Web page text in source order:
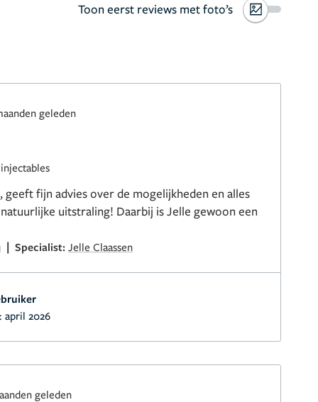
Toon eerst reviews met foto’s
geleden
geeft fijn advies over de mogelijkheden en alles
uitstraling! Daarbij is Jelle gewoon een
| Specialist: Jelle Claassen
april 2026
geleden